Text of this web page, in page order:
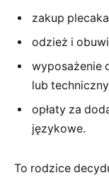
zakup
odzież i
wyposażenie
lub
opłaty za
językowe.
To rodzice